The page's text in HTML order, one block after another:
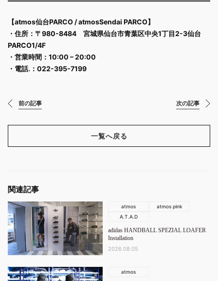
【atmos仙台PARCO / atmosSendai PARCO】​
・住所：〒980-8484 宮城県仙台市青葉区中央1丁目2-3仙台
PARCO1/4F​
・営業時間：10:00 – 20:00​
・電話.：022-395-7199​
前の記事 次の記事
一覧へ戻る
関連記事
atmos
atmos pink
A.T.A.D
adidas HANDBALL SPEZIAL LOAFER
Installation
2026.08.05
atmos